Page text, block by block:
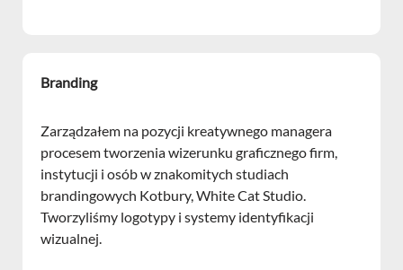
Branding
Zarządzałem na pozycji kreatywnego managera
procesem tworzenia wizerunku graficznego firm,
instytucji i osób w znakomitych studiach
brandingowych Kotbury, White Cat Studio.
Tworzyliśmy logotypy i systemy identyfikacji
wizualnej.